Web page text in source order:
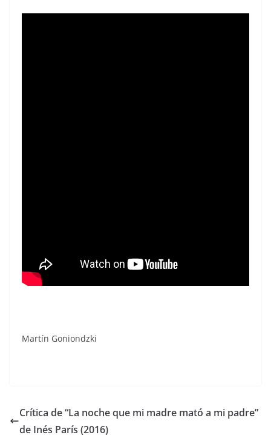
Martín Goniondzki
Crítica de “La noche que mi madre mató a mi padre”
de Inés París (2016)